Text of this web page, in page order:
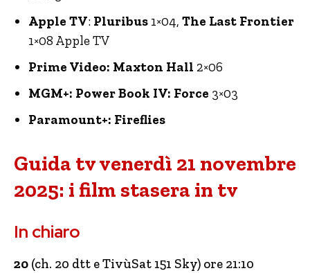
Apple TV: Pluribus 1×04, The Last Frontier
1×08 Apple TV
Prime Video: Maxton Hall 2×06
MGM+: Power Book IV: Force 3×03
Paramount+: Fireflies
Guida tv venerdì 21 novembre
2025: i film stasera in tv
In chiaro
20 (ch. 20 dtt e TivùSat 151 Sky) ore 21:10